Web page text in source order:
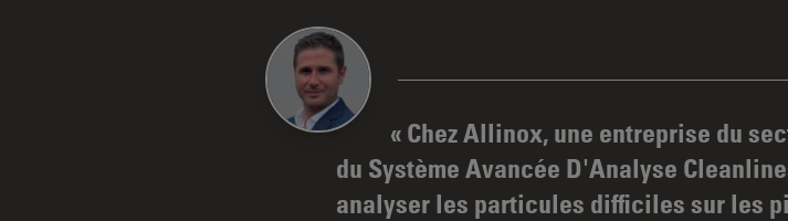
Chez Allinox, une entreprise du
du Système Avancée D'Analyse
analyser les particules difficiles sur les